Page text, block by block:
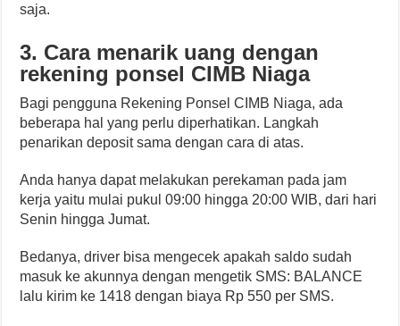
saja.
3. Cara menarik uang dengan
rekening ponsel CIMB Niaga
Bagi pengguna Rekening Ponsel CIMB Niaga, ada
beberapa hal yang perlu diperhatikan. Langkah
penarikan deposit sama dengan cara di atas.
Anda hanya dapat melakukan perekaman pada jam
kerja yaitu mulai pukul 09:00 hingga 20:00 WIB, dari hari
Senin hingga Jumat.
Bedanya, driver bisa mengecek apakah saldo sudah
masuk ke akunnya dengan mengetik SMS: BALANCE
lalu kirim ke 1418 dengan biaya Rp 550 per SMS.